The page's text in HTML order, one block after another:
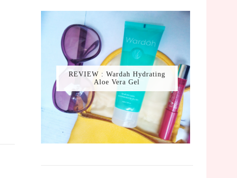
REVIEW : Wardah Hydrating
Aloe Vera Gel